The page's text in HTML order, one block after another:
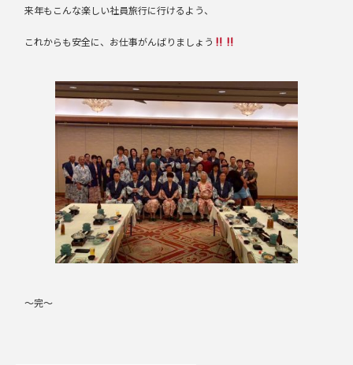
来年もこんな楽しい社員旅行に行けるよう、
これからも安全に、お仕事がんばりましょう
～完～